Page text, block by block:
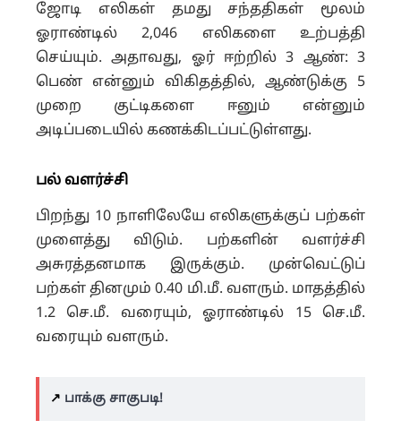
ஜோடி எலிகள் தமது சந்ததிகள் மூலம்
ஓராண்டில் 2,046 எலிகளை உற்பத்தி
செய்யும். அதாவது, ஓர் ஈற்றில் 3 ஆண்: 3
பெண் என்னும் விகிதத்தில், ஆண்டுக்கு 5
முறை குட்டிகளை ஈனும் என்னும்
அடிப்படையில் கணக்கிடப்பட்டுள்ளது.
பல் வளர்ச்சி
பிறந்து 10 நாளிலேயே எலிகளுக்குப் பற்கள்
முளைத்து விடும். பற்களின் வளர்ச்சி
அசுரத்தனமாக இருக்கும். முன்வெட்டுப்
பற்கள் தினமும் 0.40 மி.மீ. வளரும். மாதத்தில்
1.2 செ.மீ. வரையும், ஓராண்டில் 15 செ.மீ.
வரையும் வளரும்.
↗️ பாக்கு சாகுபடி!